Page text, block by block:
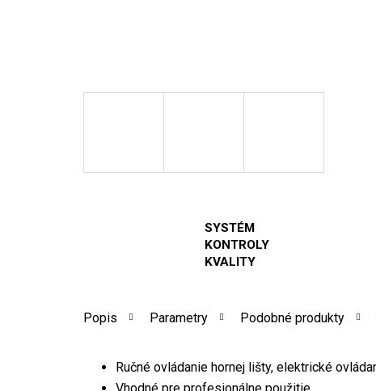
SYSTÉM
KONTROLY
KVALITY
Popis Parametry Podobné produkty
Ručné ovládanie hornej lišty, elektrické